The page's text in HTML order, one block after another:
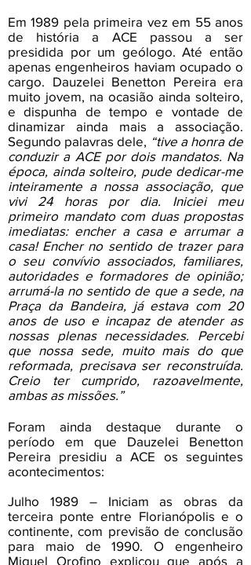
Em 1989 pela primeira vez em 55 anos
de história a ACE passou a ser
presidida por um geólogo. Até então
apenas engenheiros haviam ocupado o
cargo. Dauzelei Benetton Pereira era
muito jovem, na ocasião ainda solteiro,
e dispunha de tempo e vontade de
dinamizar ainda mais a associação.
Segundo palavras dele, “tive a honra de
conduzir a ACE por dois mandatos. Na
época, ainda solteiro, pude dedicar-me
inteiramente a nossa associação, que
vivi 24 horas por dia. Iniciei meu
primeiro mandato com duas propostas
imediatas: encher a casa e arrumar a
casa! Encher no sentido de trazer para
o seu convívio associados, familiares,
autoridades e formadores de opinião;
arrumá-la no sentido de que a sede, na
Praça da Bandeira, já estava com 20
anos de uso e incapaz de atender as
nossas plenas necessidades. Percebi
que nossa sede, muito mais do que
reformada, precisava ser reconstruída.
Creio ter cumprido, razoavelmente,
ambas as missões.”
Foram ainda destaque durante o
período em que Dauzelei Benetton
Pereira presidiu a ACE os seguintes
acontecimentos:
Julho 1989 – Iniciam as obras da
terceira ponte entre Florianópolis e o
continente, com previsão de conclusão
para maio de 1990. O engenheiro
Miguel Orofino explicou que após a